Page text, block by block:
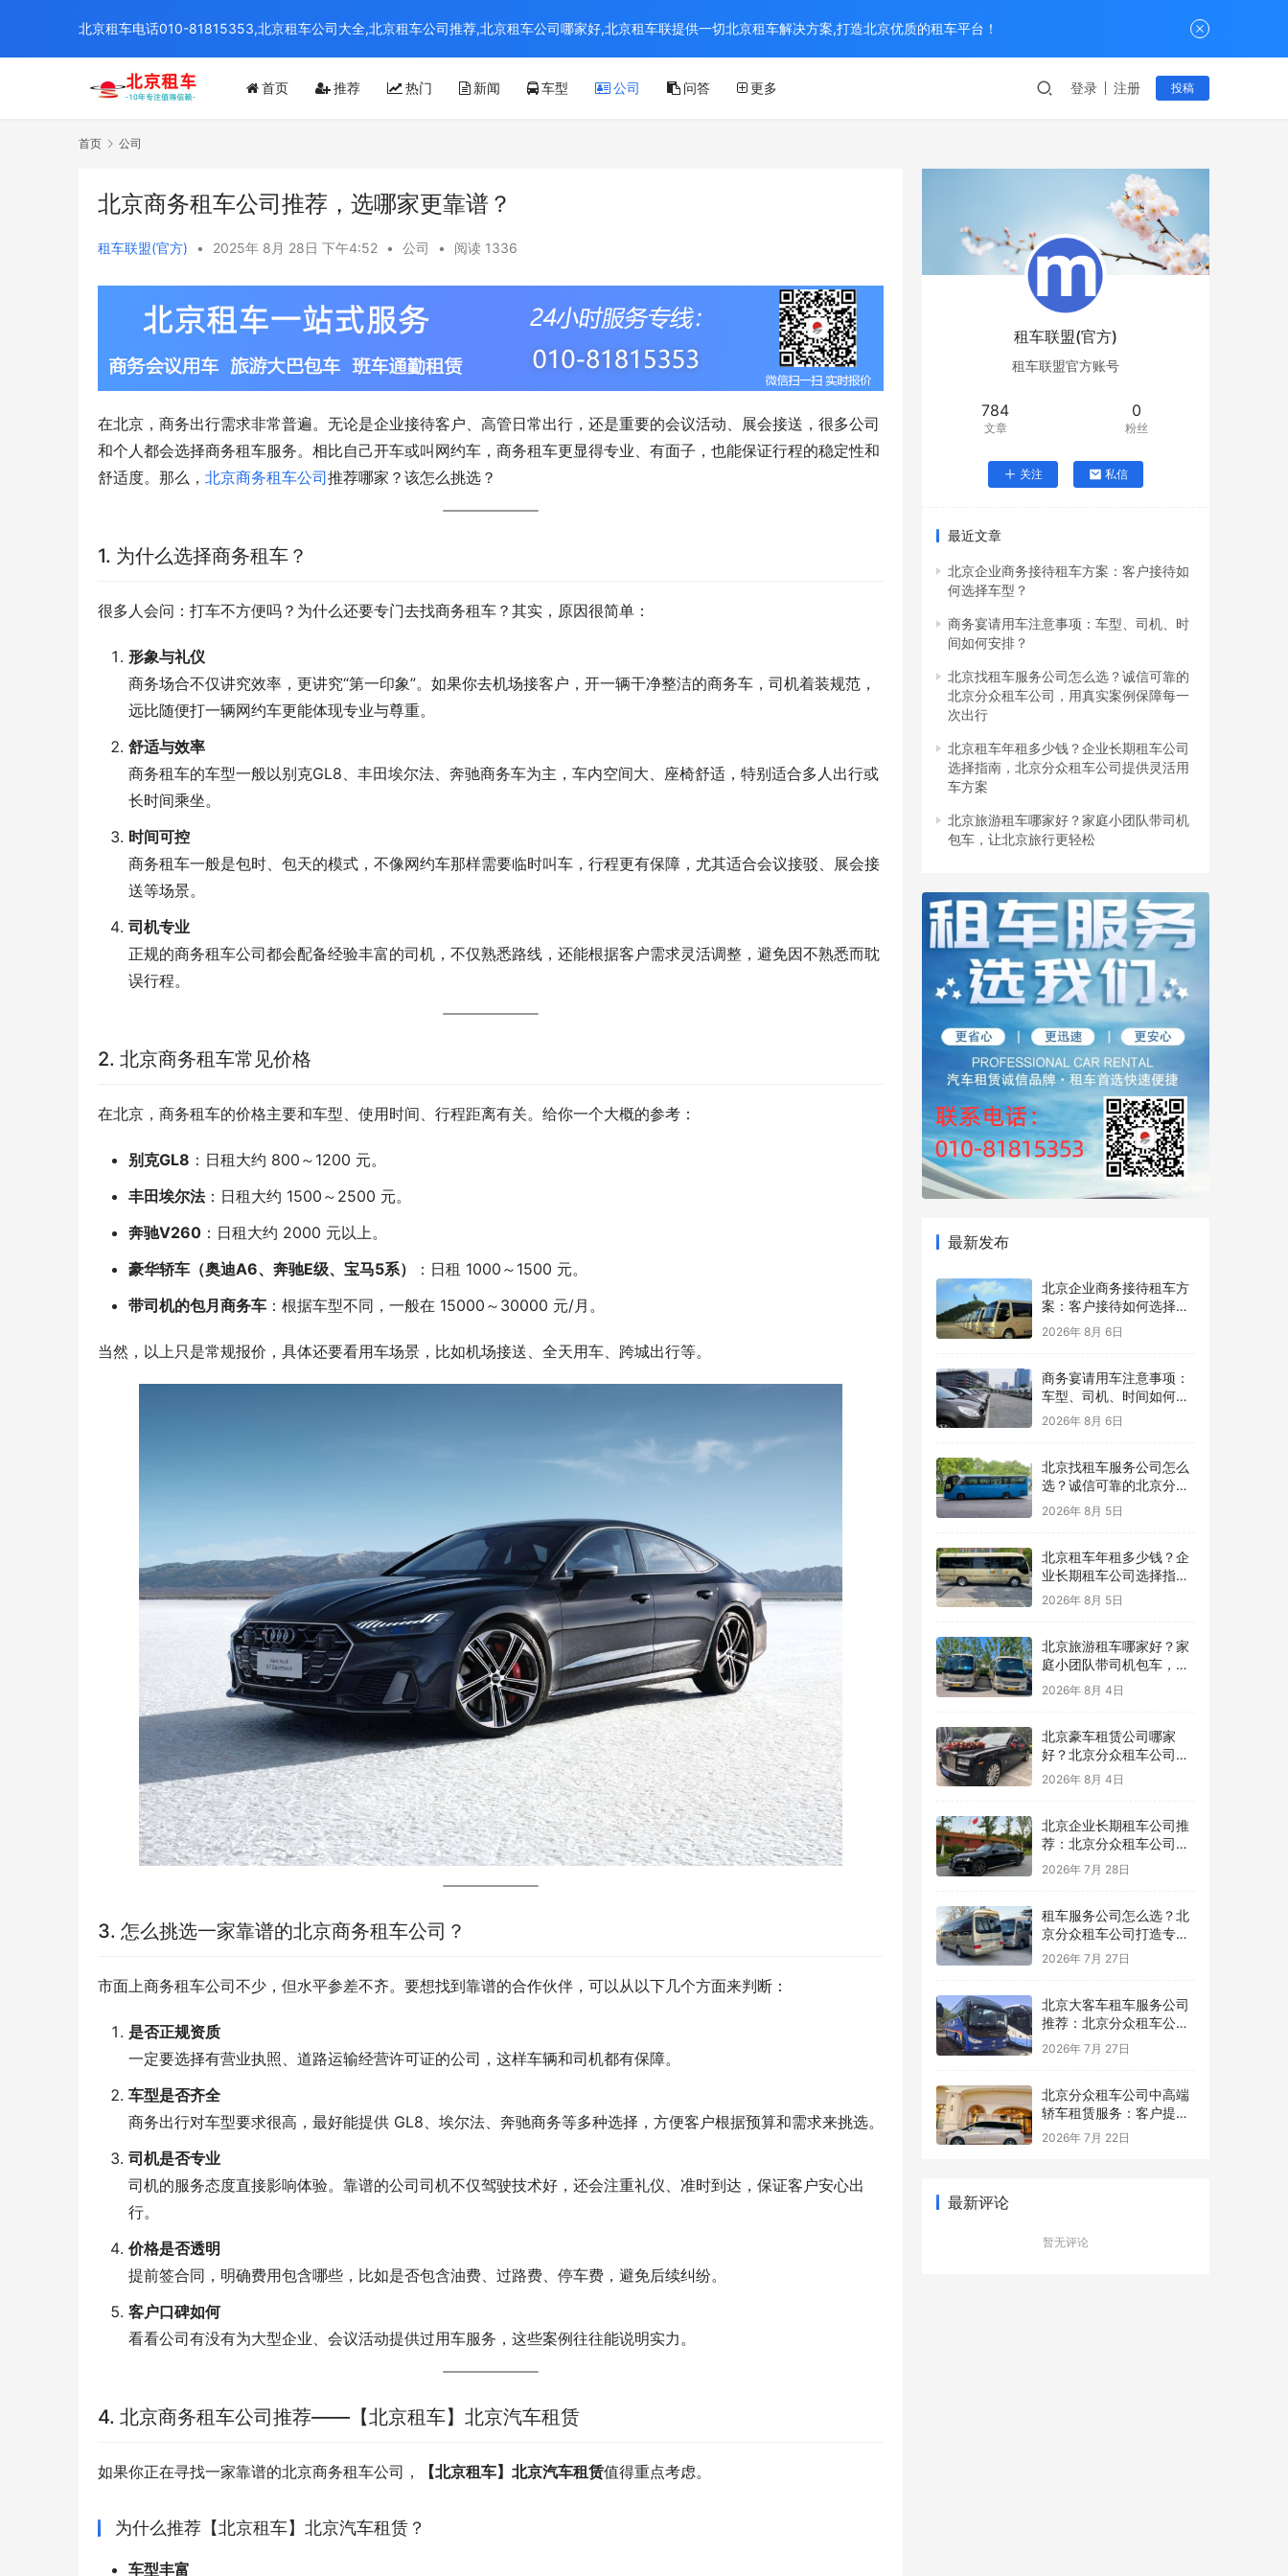
首页 推荐 热门 新闻 车型 公司 问答 更多 登录 注册 投稿
首页 公司
北京商务租车公司推荐，选哪家更靠谱？
租车联盟(官方) • 2025年 8月 28日 下午4:52 • 公司 • 阅读 1336
在北京，商务出行需求非常普遍。无论是企业接待客户、高管日常出行，还是重要的会议活动、展会接送，很多公司
和个人都会选择商务租车服务。相比自己开车或叫网约车，商务租车更显得专业、有面子，也能保证行程的稳定性和
舒适度。那么， 北京商务租车公司推荐哪家？该怎么挑选？
1. 为什么选择商务租车？
很多人会问：打车不方便吗？为什么还要专门去找商务租车？其实，原因很简单：
形象与礼仪
商务场合不仅讲究效率，更讲究“第一印象”。如果你去机场接客户，开一辆干净整洁的商务车，司机着装规范，
远比随便打一辆网约车更能体现专业与尊重。
舒适与效率
商务租车的车型一般以别克GL8、丰田埃尔法、奔驰商务车为主，车内空间大、座椅舒适，特别适合多人出行或
长时间乘坐。
时间可控
商务租车一般是包时、包天的模式，不像网约车那样需要临时叫车，行程更有保障，尤其适合会议接驳、展会接
送等场景。
司机专业
正规的商务租车公司都会配备经验丰富的司机，不仅熟悉路线，还能根据客户需求灵活调整，避免因不熟悉而耽
误行程。
2. 北京商务租车常见价格
在北京，商务租车的价格主要和车型、使用时间、行程距离有关。给你一个大概的参考：
别克GL8 ：日租大约 800～1200 元。
丰田埃尔法：日租大约 1500～2500 元。
奔驰V260 ：日租大约 2000 元以上。
豪华轿车（奥迪A6、奔驰E级、宝马5系）
：日租 1000～1500 元。
带司机的包月商务车 ：根据车型不同，一般在 15000～30000 元/月。
当然，以上只是常规报价，具体还要看用车场景，比如机场接送、全天用车、跨城出行等。
3. 怎么挑选一家靠谱的北京商务租车公司？
市面上商务租车公司不少，但水平参差不齐。要想找到靠谱的合作伙伴，可以从以下几个方面来判断：
是否正规资质
一定要选择有营业执照、道路运输经营许可证的公司，这样车辆和司机都有保障。
车型是否齐全
商务出行对车型要求很高，最好能提供 GL8、埃尔法、奔驰商务等多种选择，方便客户根据预算和需求来挑选。
司机是否专业
司机的服务态度直接影响体验。靠谱的公司司机不仅驾驶技术好，还会注重礼仪、准时到达，保证客户安心出
行。
价格是否透明
提前签合同，明确费用包含哪些，比如是否包含油费、过路费、停车费，避免后续纠纷。
客户口碑如何
看看公司有没有为大型企业、会议活动提供过用车服务，这些案例往往能说明实力。
4. 北京商务租车公司推荐——【北京租车】北京汽车租赁
如果你正在寻找一家靠谱的北京商务租车公司， 【北京租车】北京汽车租赁值得重点考虑。
为什么推荐【北京租车】北京汽车租赁？
车型丰富
租车联盟(官方)
租车联盟官方账号
784
文章
0
粉丝
关注 私信
最近文章
北京企业商务接待租车方案：客户接待如
何选择车型？
商务宴请用车注意事项：车型、司机、时
间如何安排？
北京找租车服务公司怎么选？诚信可靠的
北京分众租车公司，用真实案例保障每一
次出行
北京租车年租多少钱？企业长期租车公司
选择指南，北京分众租车公司提供灵活用
车方案
北京旅游租车哪家好？家庭小团队带司机
包车，让北京旅行更轻松
最新发布
北京企业商务接待租车方
案：客户接待如何选择车
型？
2026年 8月 6日
商务宴请用车注意事项：
车型、司机、时间如何安
排？
2026年 8月 6日
北京找租车服务公司怎么
选？诚信可靠的北京分众
租车公司，用真实案例保
障每一次出行
2026年 8月 5日
北京租车年租多少钱？企
业长期租车公司选择指
南，北京分众租车公司提
供灵活用车方案
2026年 8月 5日
北京旅游租车哪家好？家
庭小团队带司机包车，让
北京旅行更轻松
2026年 8月 4日
北京豪车租赁公司哪家
好？北京分众租车公司提
供高品质商务豪车出行服
2026年 8月 4日
北京企业长期租车公司推
荐：北京分众租车公司提
供稳定高效的企业用车方
2026年 7月 28日
租车服务公司怎么选？北
京分众租车公司打造专业
可靠的用车服务平台
2026年 7月 27日
北京大客车租车服务公司
推荐：北京分众租车公司
为团队出行提供专业保障
2026年 7月 27日
北京分众租车公司中高端
轿车租赁服务：客户提案
与广告拍摄用车推荐，车
型新更有品质
2026年 7月 22日
最新评论
暂无评论
北京租车电话010-81815353,北京租车公司大全,北京租车公司推荐,北京租车公司哪家好,北京租车联提供一切北京租车解决方案,打造北京优质的租车平台！